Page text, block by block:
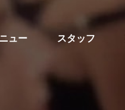
ュー スタッフ